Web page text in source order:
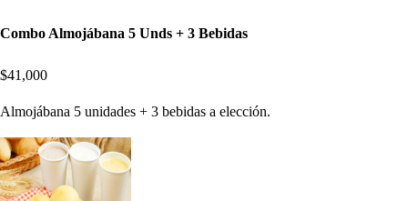
Combo Almojábana 5 Unds + 3 Bebidas
$41,000
Almojábana 5 unidades + 3 bebidas a elección.